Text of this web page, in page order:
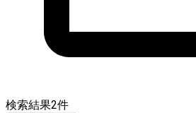
検索結果2件